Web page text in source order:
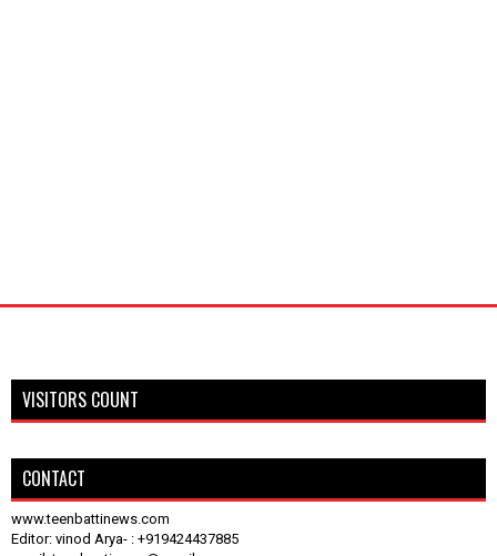
VISITORS COUNT
CONTACT
www.teenbattinews.com
Editor: vinod Arya- : +919424437885